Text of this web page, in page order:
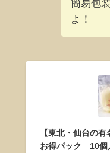
簡易包
よ！
【東北・仙台の
お得パック 10個